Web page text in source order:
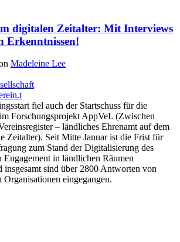
digitalen Zeitalter: Mit Interviews
Erkenntnissen!
Madeleine Lee
fiel auch der Startschuss für die
im Forschungsprojekt AppVeL (Zwischen
– ländliches Ehrenamt auf dem
Zeitalter). Seit Mitte Januar ist die Frist für
zum Stand der Digitalisierung des
Engagement in ländlichen Räumen
insgesamt sind über 2800 Antworten von
Organisationen eingegangen.